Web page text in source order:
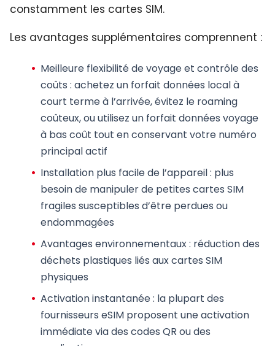
constamment les cartes SIM.
Les avantages supplémentaires comprennent :
Meilleure flexibilité de voyage et contrôle des
coûts : achetez un forfait données local à
court terme à l’arrivée, évitez le roaming
coûteux, ou utilisez un forfait données voyage
à bas coût tout en conservant votre numéro
principal actif
Installation plus facile de l’appareil: plus
besoin de manipuler de petites cartes SIM
fragiles susceptibles d’être perdues ou
endommagées
Avantages environnementaux: réduction des
déchets plastiques liés aux cartes SIM
physiques
Activation instantanée: la plupart des
fournisseurs eSIM proposent une activation
immédiate via des codes QR ou des